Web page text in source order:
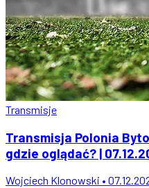
Transmisje
Transmisja Polonia
gdzie oglądać? |
Wojciech Klonowski •